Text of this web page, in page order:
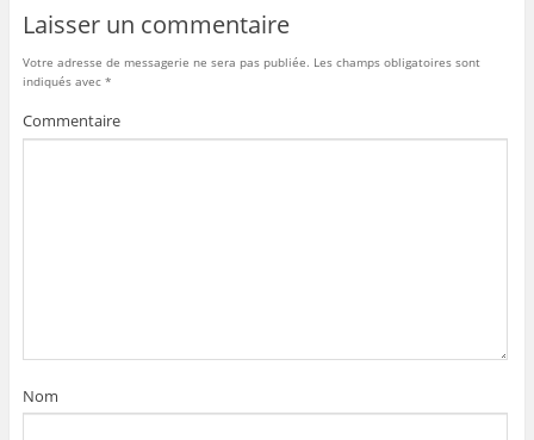
Laisser un commentaire
Votre adresse de messagerie ne sera pas publiée. Les champs obligatoires sont
indiqués avec *
Commentaire
Nom